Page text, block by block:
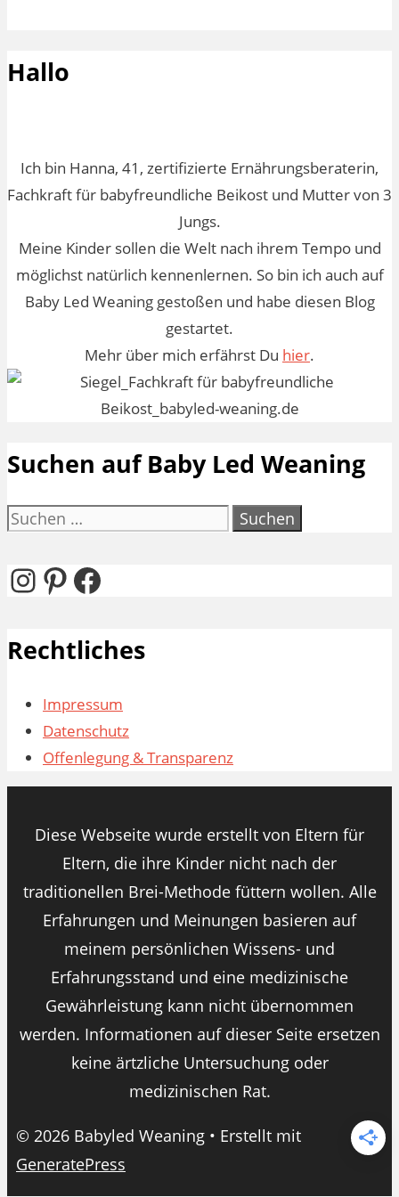
Hallo
Ich bin Hanna, 41, zertifizierte Ernährungsberaterin,
Fachkraft für babyfreundliche Beikost und Mutter von 3
Jungs.
Meine Kinder sollen die Welt nach ihrem Tempo und
möglichst natürlich kennenlernen. So bin ich auch auf
Baby Led Weaning gestoßen und habe diesen Blog
gestartet.
Mehr über mich erfährst Du hier.
Suchen auf Baby Led Weaning
Suchen
Instagram
Pinterest
Facebook
Rechtliches
Impressum
Datenschutz
Offenlegung & Transparenz
Diese Webseite wurde erstellt von Eltern für
Eltern, die ihre Kinder nicht nach der
traditionellen Brei-Methode füttern wollen. Alle
Erfahrungen und Meinungen basieren auf
meinem persönlichen Wissens- und
Erfahrungsstand und eine medizinische
Gewährleistung kann nicht übernommen
werden. Informationen auf dieser Seite ersetzen
keine ärtzliche Untersuchung oder
medizinischen Rat.
© 2026 Babyled Weaning • Erstellt mit
GeneratePress